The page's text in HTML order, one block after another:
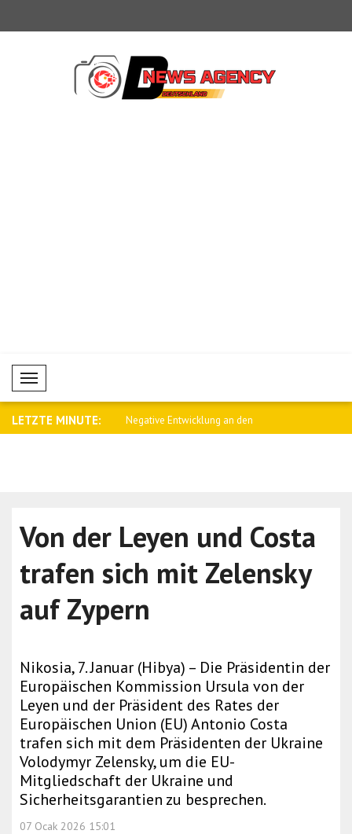
Mobil Menü
LETZTE MINUTE:
steht an der Seite des Negative Entwicklung an den
Von der Leyen und Costa
trafen sich mit Zelensky
auf Zypern
Nikosia, 7. Januar (Hibya) – Die Präsidentin der
Europäischen Kommission Ursula von der
Leyen und der Präsident des Rates der
Europäischen Union (EU) Antonio Costa
trafen sich mit dem Präsidenten der Ukraine
Volodymyr Zelensky, um die EU-
Mitgliedschaft der Ukraine und
Sicherheitsgarantien zu besprechen.
07 Ocak 2026 15:01